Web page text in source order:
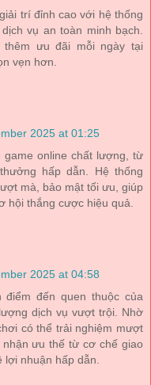
trí đỉnh cao với hệ thống
vụ an toàn minh bạch.
ưu đãi mỗi ngày tại
vẹn hơn.
2025 at 01:25
game online chất lượng, từ
hấp dẫn. Hệ thống
mà, bảo mật tối ưu, giúp
hội thắng cược hiệu quả.
2025 at 04:58
điểm đến quen thuộc của
dịch vụ vượt trội. Nhờ
có thể trải nghiệm mượt
ưu thế từ cơ chế giao
lợi nhuận hấp dẫn.